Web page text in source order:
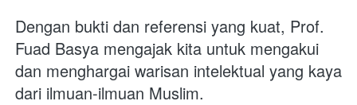
Dengan bukti dan referensi yang kuat, Prof.
Fuad Basya mengajak kita untuk mengakui
dan menghargai warisan intelektual yang kaya
dari ilmuan-ilmuan Muslim.